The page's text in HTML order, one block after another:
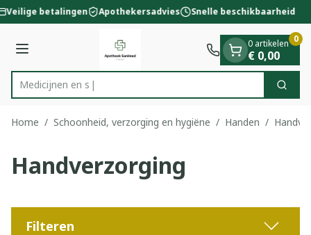
Ga naar de inhoud
1 van 1
Veilige betalingen Apothekersadvies Snelle beschikbaarheid
Menu
Product, merk, categorie... Zoek
0 artikelen
€ 0,00
0
Home / Schoonheid, verzorging en hygiëne / Handen /
Handverzorging
Filteren